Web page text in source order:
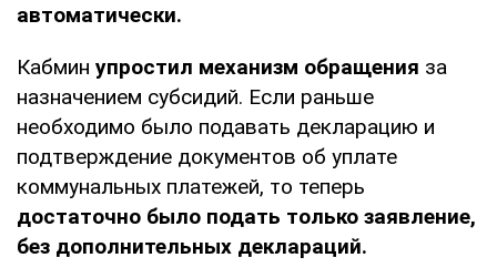
автоматически.
Кабмин упростил механизм обращения за
назначением субсидий. Если раньше
необходимо было подавать декларацию и
подтверждение документов об уплате
коммунальных платежей, то теперь
достаточно было подать только заявление,
без дополнительных деклараций.